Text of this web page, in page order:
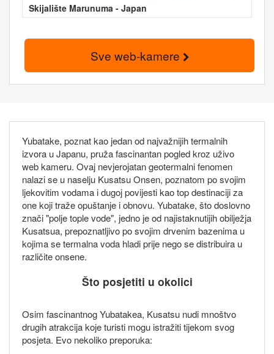
Skijalište Marunuma - Japan
Sve web-kamere
Yubatake, poznat kao jedan od najvažnijih termalnih
izvora u Japanu, pruža fascinantan pogled kroz uživo
web kameru. Ovaj nevjerojatan geotermalni fenomen
nalazi se u naselju Kusatsu Onsen, poznatom po svojim
ljekovitim vodama i dugoj povijesti kao top destinaciji za
one koji traže opuštanje i obnovu. Yubatake, što doslovno
znači "polje tople vode", jedno je od najistaknutijih obilježja
Kusatsua, prepoznatljivo po svojim drvenim bazenima u
kojima se termalna voda hladi prije nego se distribuira u
različite onsene.
Što posjetiti u okolici
Osim fascinantnog Yubatakea, Kusatsu nudi mnoštvo
drugih atrakcija koje turisti mogu istražiti tijekom svog
posjeta. Evo nekoliko preporuka: